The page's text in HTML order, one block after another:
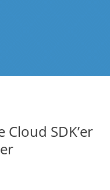
SDK’er